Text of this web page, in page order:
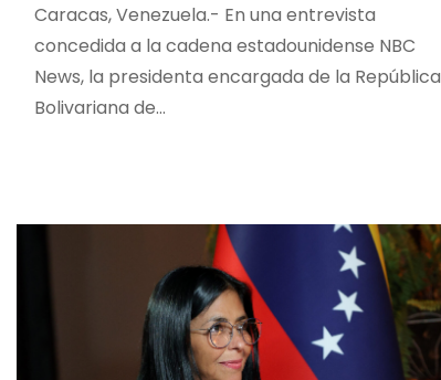
Caracas, Venezuela.- En una entrevista
concedida a la cadena estadounidense NBC
News, la presidenta encargada de la República
Bolivariana de…